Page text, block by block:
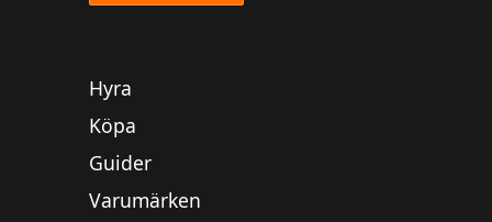
Hyra
Köpa
Guider
Varumärken